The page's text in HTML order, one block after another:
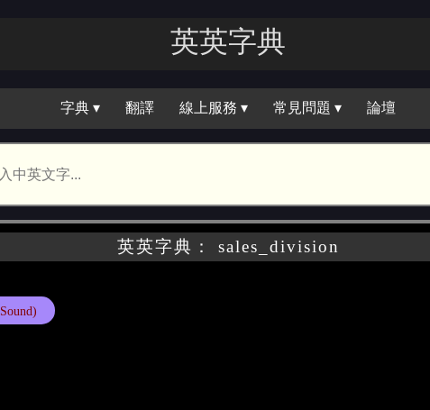
英英字典
字典 ▾ 翻譯 線上服務 ▾ 常見問題 ▾ 論壇
英英字典： sales_division